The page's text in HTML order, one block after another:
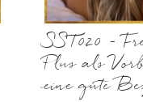
SST020 –
Plus als
eine gute